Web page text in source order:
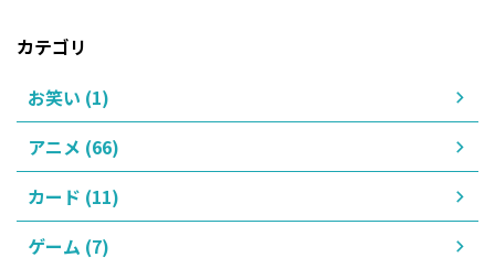
カテゴリ
お笑い (1)
アニメ (66)
カード (11)
ゲーム (7)